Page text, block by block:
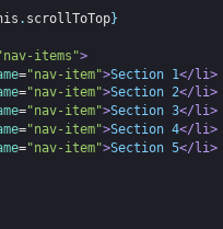
. scrollToTop}
items">
="nav-item">Section 1</li>
="nav-item">Section 2</li>
="nav-item">Section 3</li>
="nav-item">Section 4</li>
="nav-item">Section 5</li>